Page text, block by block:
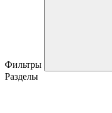
Фильтры
Разделы